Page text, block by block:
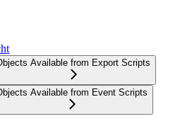
Available from Export Scripts
Available from Event Scripts